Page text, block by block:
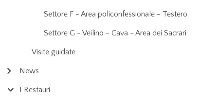
Settore F - Area policonfessionale - Testero
Settore G - Veilino - Cava - Area dei Sacrari
Visite guidate
News
I Restauri